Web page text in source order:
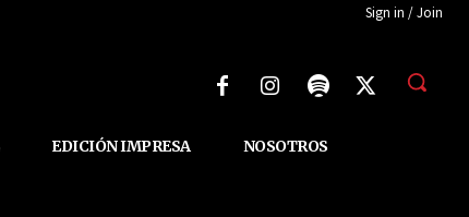
Sign in / Join
EDICIÓN IMPRESA NOSOTROS